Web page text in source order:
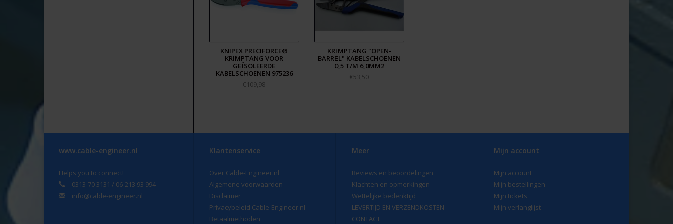
KNIPEX PRECIFORCE®
KRIMPTANG VOOR
GEÏSOLEERDE
KABELSCHOENEN 975236
€109,98
KRIMPTANG "OPEN-
BARREL" KABELSCHOENEN
0,5 T/M 6,0MM2
€53,50
www.cable-engineer.nl
Helps you to connect!
0313-70 3131 / 06-213 93 994
info@cable-engineer.nl
Klantenservice
Over Cable-Engineer.nl
Algemene voorwaarden
Disclaimer
Privacybeleid Cable-Engineer.nl
Betaalmethoden
Meer
Reviews en beoordelingen
Klachten en opmerkingen
Wettelijke bedenktijd
LEVERTIJD EN VERZENDKOSTEN
CONTACT
Mijn account
Mijn account
Mijn bestellingen
Mijn tickets
Mijn verlanglijst